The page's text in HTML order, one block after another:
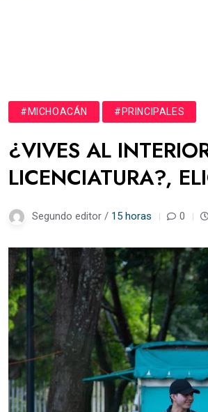
#MICHOACÁN #PRINCIPALES
¿VIVES AL
LICENCIATURA?,
Segundo editor / 15 horas 0